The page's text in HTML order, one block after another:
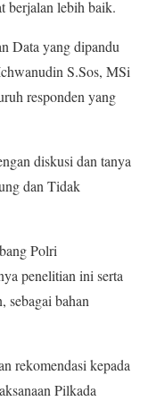
berjalan lebih baik.
Data yang dipandu
S.Sos, MSi
responden yang
diskusi dan tanya
dan Tidak
Polri
penelitian ini serta
sebagai bahan
rekomendasi kepada
Pilkada